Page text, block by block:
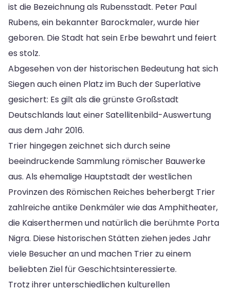
ist die Bezeichnung als Rubensstadt. Peter Paul
Rubens, ein bekannter Barockmaler, wurde hier
geboren. Die Stadt hat sein Erbe bewahrt und feiert
es stolz.
Abgesehen von der historischen Bedeutung hat sich
Siegen auch einen Platz im Buch der Superlative
gesichert: Es gilt als die grünste Großstadt
Deutschlands laut einer Satellitenbild-Auswertung
aus dem Jahr 2016.
Trier hingegen zeichnet sich durch seine
beeindruckende Sammlung römischer Bauwerke
aus. Als ehemalige Hauptstadt der westlichen
Provinzen des Römischen Reiches beherbergt Trier
zahlreiche antike Denkmäler wie das Amphitheater,
die Kaiserthermen und natürlich die berühmte Porta
Nigra. Diese historischen Stätten ziehen jedes Jahr
viele Besucher an und machen Trier zu einem
beliebten Ziel für Geschichtsinteressierte.
Trotz ihrer unterschiedlichen kulturellen